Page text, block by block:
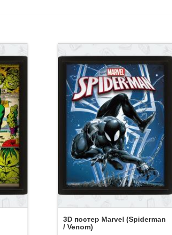
3D постер Marvel (Spiderman
/ Venom)